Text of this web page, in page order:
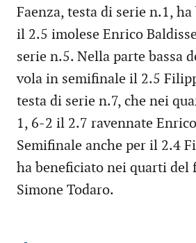
Faenza, testa di serie n.1,
il 2.5 imolese Enrico
serie n.5. Nella parte bassa
vola in semifinale il 2.5
testa di serie n.7, che nei
1, 6-2 il 2.7 ravennate
Semifinale anche per il 2.4
ha beneficiato nei quarti del
Simone Todaro.